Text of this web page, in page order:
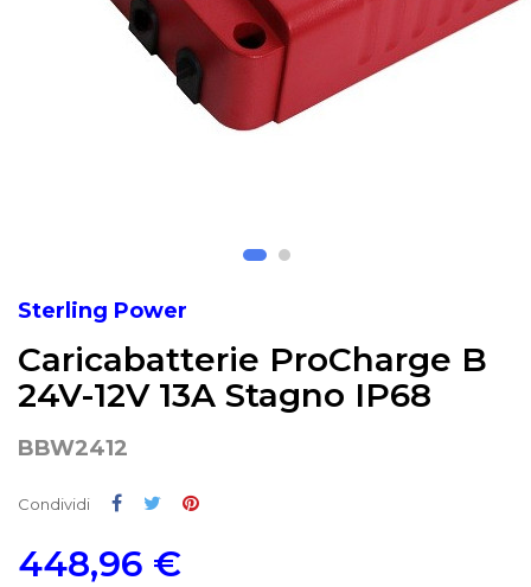
Sterling Power
Caricabatterie ProCharge B
24V-12V 13A Stagno IP68
BBW2412
Condividi Condividi
Twitta
448,96 €